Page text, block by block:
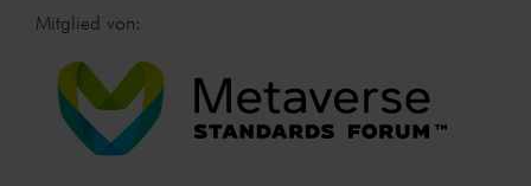
Mitglied von: